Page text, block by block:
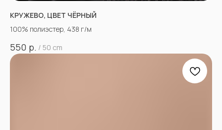
КРУЖЕВО, ЦВЕТ ЧЁРНЫЙ
100% полиэстер, 438 г/м
550 р. / 50 cm